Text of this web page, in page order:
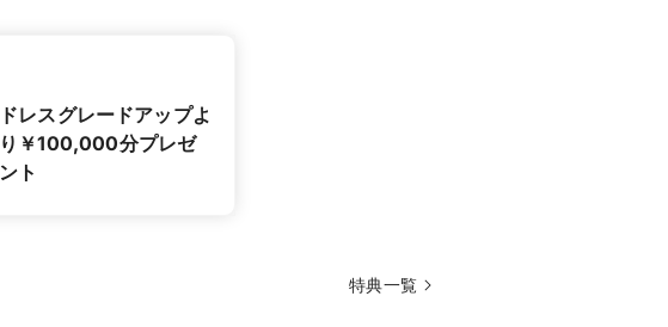
ドレスグレードアップよ
り￥100,000分プレゼ
ント
特典一覧